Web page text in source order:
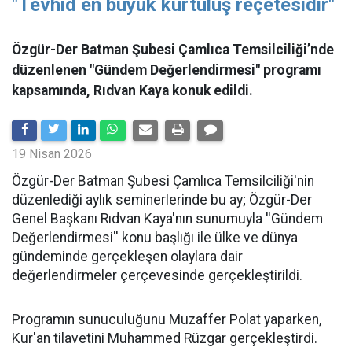
"Tevhid en büyük kurtuluş reçetesidir"
Özgür-Der Batman Şubesi Çamlıca Temsilciliği’nde
düzenlenen "Gündem Değerlendirmesi" programı
kapsamında, Rıdvan Kaya konuk edildi.
19 Nisan 2026
​Özgür-Der Batman Şubesi Çamlıca Temsilciliği'nin
düzenlediği aylık seminerlerinde bu ay; Özgür-Der
Genel Başkanı Rıdvan Kaya'nın sunumuyla ''Gündem
Değerlendirmesi'' konu başlığı ile ülke ve dünya
gündeminde gerçekleşen olaylara dair
değerlendirmeler çerçevesinde gerçekleştirildi.
Programın sunuculuğunu Muzaffer Polat yaparken,
Kur'an tilavetini Muhammed Rüzgar gerçekleştirdi.